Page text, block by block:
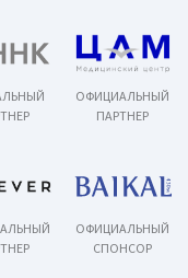
ОФИЦИАЛЬНЫЙ
ПАРТНЕР
ОФИЦИАЛЬНЫЙ
СПОНСОР